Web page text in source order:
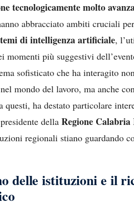
tecnologicamente molto
abbracciato ambiti cruciali
di intelligenza artificiale,
momenti più suggestivi
sofisticato che ha interagito
mondo del lavoro, ma anche
questi, ha destato particolare
della Regione
regionali stiano guardando
delle istituzioni e il